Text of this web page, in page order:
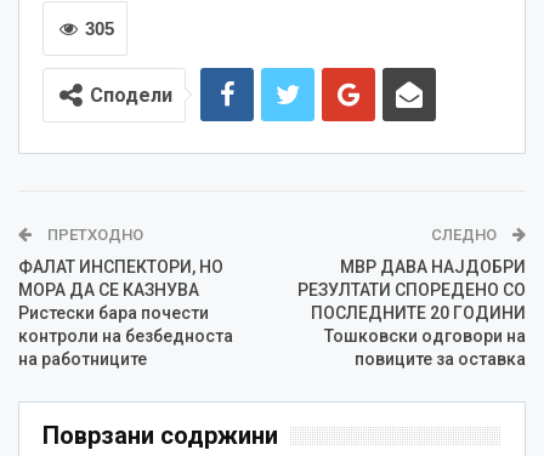
305
Сподели
ПРЕТХОДНО
ФАЛАТ ИНСПЕКТОРИ, НО
МОРА ДА СЕ КАЗНУВА
Ристески бара почести
контроли на безбедноста
на работниците
СЛЕДНО
MВР ДАВА НАЈДОБРИ
РЕЗУЛТАТИ СПОРЕДЕНО СО
ПОСЛЕДНИТЕ 20 ГОДИНИ
Тошковски одговори на
повиците за оставка
Поврзани содржини